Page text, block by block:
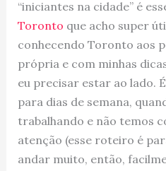
“iniciantes na cidade” é
Toronto que acho super
conhecendo Toronto aos
própria e com minhas
eu precisar estar ao lado.
para dias de semana,
trabalhando e não temos
atenção (esse roteiro é
andar muito, então,